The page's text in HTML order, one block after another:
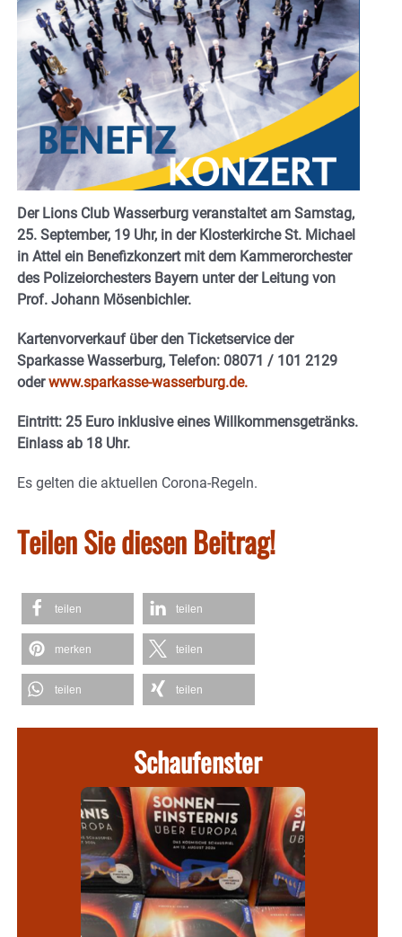
Der Lions Club Wasserburg veranstaltet am Samstag,
25. September, 19 Uhr, in der Klosterkirche St. Michael
in Attel ein Benefizkonzert mit dem Kammerorchester
des Polizeiorchesters Bayern unter der Leitung von
Prof. Johann Mösenbichler.
Kartenvorverkauf über den Ticketservice der
Sparkasse Wasserburg, Telefon: 08071 / 101 2129
oderwww.sparkasse-wasserburg.de.
Eintritt: 25 Euro inklusive eines Willkommensgetränks.
Einlass ab 18 Uhr.
Es gelten die aktuellen Corona-Regeln.
Teilen Sie diesen Beitrag!
teilen teilen
merken teilen
teilen teilen
Schaufenster